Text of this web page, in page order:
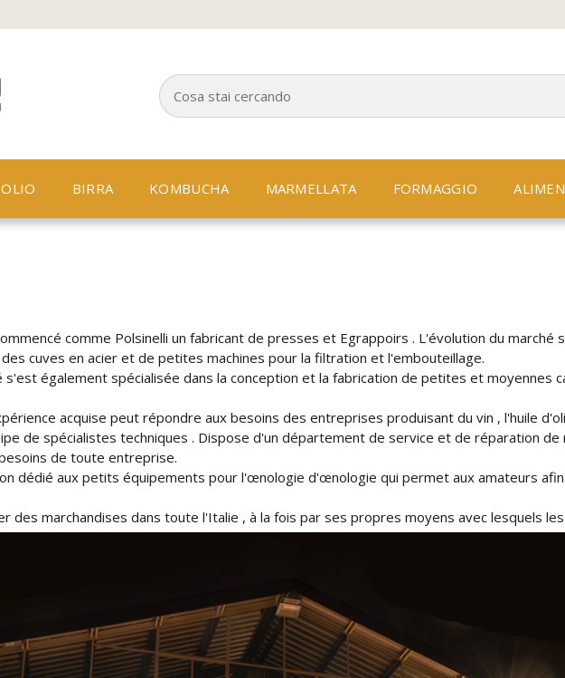
OLIO BIRRA KOMBUCHA MARMELLATA FORMAGGIO
comme Polsinelli un fabricant de presses et Egrappoirs . L'évolution du marché
cuves en acier et de petites machines pour la filtration et l'embouteillage.
s'est également spécialisée dans la conception et la fabrication de petites et
acquise peut répondre aux besoins des entreprises produisant du vin , l'huile
de spécialistes techniques . Dispose d'un département de service et de réparation
de toute entreprise.
dédié aux petits équipements pour l'œnologie d'œnologie qui permet aux amateurs
des marchandises dans toute l'Italie , à la fois par ses propres moyens avec lesquels